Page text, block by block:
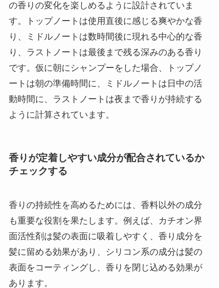
の香りの変化を楽しめるように設計されていま
す。トップノートは使用直後に感じる爽やかな香
り、ミドルノートは数時間後に現れる中心的な香
り、ラストノートは最後まで残る深みのある香り
です。仮に朝にシャンプーをした場合、トップノ
ートは朝の準備時間に、ミドルノートは日中の活
動時間に、ラストノートは夜まで香りが持続する
ように計算されています。
香りが定着しやすい成分が配合されているか
チェックする
香りの持続性を高めるためには、香料以外の成分
も重要な役割を果たします。例えば、カチオン界
面活性剤は髪の表面に吸着しやすく、香り成分を
髪に留める効果があり、シリコン系の成分は髪の
表面をコーティングし、香りを閉じ込める効果が
あります。